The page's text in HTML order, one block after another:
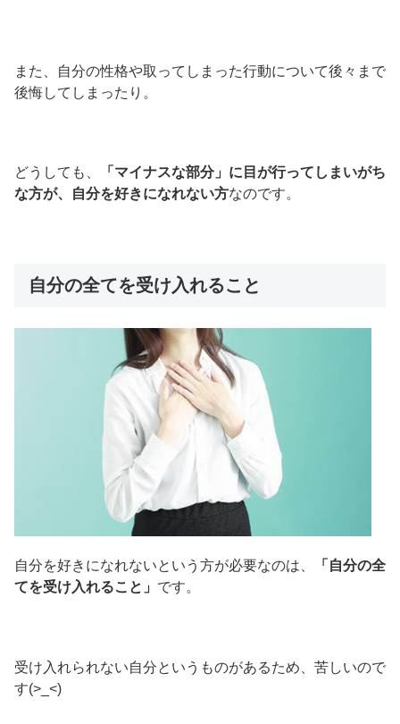
また、自分の性格や取ってしまった行動について後々まで
後悔してしまったり。
どうしても、
「マイナスな部分」に目が行ってしまいがち
な方が、自分を好きになれない方なのです。
自分の全てを受け入れること
自分を好きになれないという方が必要なのは、
「自分の全
てを受け入れること」 です。
受け入れられない自分というものがあるため、苦しいので
す(>_<)